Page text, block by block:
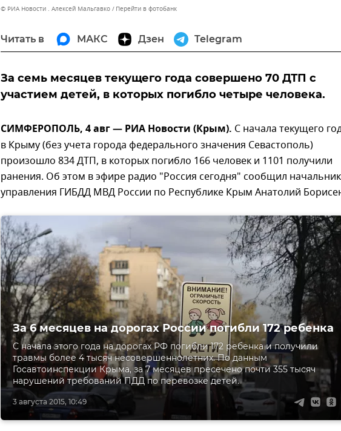
© РИА Новости . Алексей Мальгавко Перейти в фотобанк
Читать в МАКС Дзен Telegram
За семь месяцев текущего года совершено 70 ДТП с
участием детей, в которых погибло четыре человека.
СИМФЕРОПОЛЬ, 4 авг — РИА Новости (Крым). С начала текущего
в Крыму (без учета города федерального значения Севастополь)
произошло 834 ДТП, в которых погибло 166 человек и 1101 получили
ранения. Об этом в эфире радио "Россия сегодня" сообщил начальник
управления ГИБДД МВД России по Республике Крым Анатолий
3 августа 2015, 10:49
За 6 месяцев на дорогах России погибли 172 ребенка
С начала этого года на дорогах РФ погибли 172 ребенка и получили
травмы более 4 тысяч несовершеннолетних. По данным
Госавтоинспекции Крыма, за 7 месяцев пресечено почти 355 тысяч
нарушений требований ПДД по перевозке детей.